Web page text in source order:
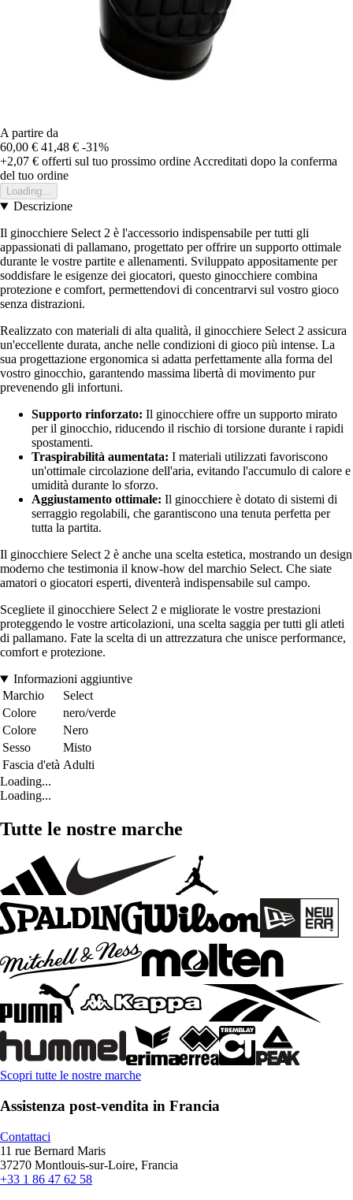
A partire da
60,00 € 41,48 € -31%
+2,07 € offerti sul tuo prossimo ordine Accreditati dopo la conferma
del tuo ordine
Loading...
Descrizione
Il ginocchiere Select 2 è l'accessorio indispensabile per tutti gli
appassionati di pallamano, progettato per offrire un supporto ottimale
durante le vostre partite e allenamenti. Sviluppato appositamente per
soddisfare le esigenze dei giocatori, questo ginocchiere combina
protezione e comfort, permettendovi di concentrarvi sul vostro gioco
senza distrazioni.
Realizzato con materiali di alta qualità, il ginocchiere Select 2 assicura
un'eccellente durata, anche nelle condizioni di gioco più intense. La
sua progettazione ergonomica si adatta perfettamente alla forma del
vostro ginocchio, garantendo massima libertà di movimento pur
prevenendo gli infortuni.
Supporto rinforzato: Il ginocchiere offre un supporto mirato
per il ginocchio, riducendo il rischio di torsione durante i rapidi
spostamenti.
Traspirabilità aumentata: I materiali utilizzati favoriscono
un'ottimale circolazione dell'aria, evitando l'accumulo di calore e
umidità durante lo sforzo.
Aggiustamento ottimale: Il ginocchiere è dotato di sistemi di
serraggio regolabili, che garantiscono una tenuta perfetta per
tutta la partita.
Il ginocchiere Select 2 è anche una scelta estetica, mostrando un design
moderno che testimonia il know-how del marchio Select. Che siate
amatori o giocatori esperti, diventerà indispensabile sul campo.
Scegliete il ginocchiere Select 2 e migliorate le vostre prestazioni
proteggendo le vostre articolazioni, una scelta saggia per tutti gli atleti
di pallamano. Fate la scelta di un attrezzatura che unisce performance,
comfort e protezione.
Informazioni aggiuntive
Marchio
Select
Colore
nero/verde
Colore
Nero
Sesso
Misto
Fascia d'età Adulti
Loading...
Loading...
Tutte le nostre marche
Scopri tutte le nostre marche
Assistenza post-vendita in Francia
Contattaci
11 rue Bernard Maris
37270 Montlouis-sur-Loire, Francia
+33 1 86 47 62 58